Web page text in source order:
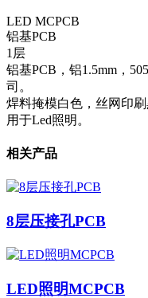
LED MCPCB
铝基PCB
1层
铝基PCB，铝1.5mm，
司。
焊料掩模白色，丝网印刷
用于Led照明。
相关产品
8层压接孔PCB
LED照明MCPCB